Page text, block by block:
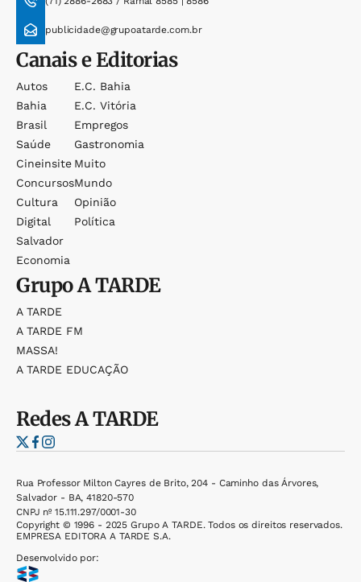
publicidade@grupoatarde.com.br
Canais e Editorias
Autos
Bahia
Brasil
Saúde
Cineinsite
Concursos
Cultura
Digital
Salvador
Economia
E.c. Bahia
E.c. Vitória
Empregos
Gastronomia
Muito
Mundo
Opinião
Política
GrupoA TARDE
A TARDE
A TARDE FM
MASSA!
A TARDE EDUCAÇÃO
RedesA TARDE
Rua Professor Milton Cayres de Brito, 204 - Caminho das Árvores,
Salvador - BA, 41820-570
CNPJ nº 15.111.297/0001-30
Copyright © 1996 - 2025 Grupo A TARDE. Todos os direitos reservados.
EMPRESA EDITORA A TARDE S.A.
Desenvolvido por: